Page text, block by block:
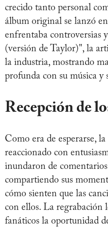
crecido tanto personal
álbum original se lanzó
enfrentaba controversias
(versión de Taylor)", la
la industria, mostrando
profunda con su música y
Recepción de
Como era de esperarse,
reaccionado con
inundaron de
compartiendo sus
cómo sienten que las
con ellos. La regrabación
fanáticos la oportunidad